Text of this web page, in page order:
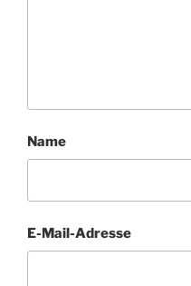
Name
E-Mail-Adresse